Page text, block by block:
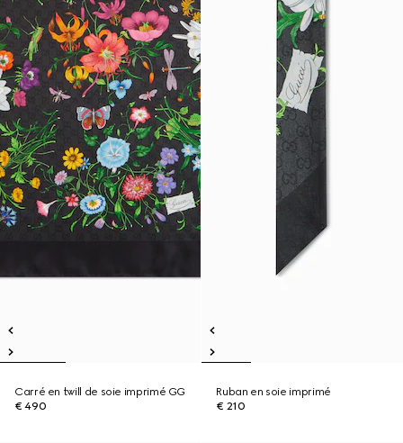
Carré en twill de soie imprimé GG
€ 490
Ruban en soie imprimé
€ 210